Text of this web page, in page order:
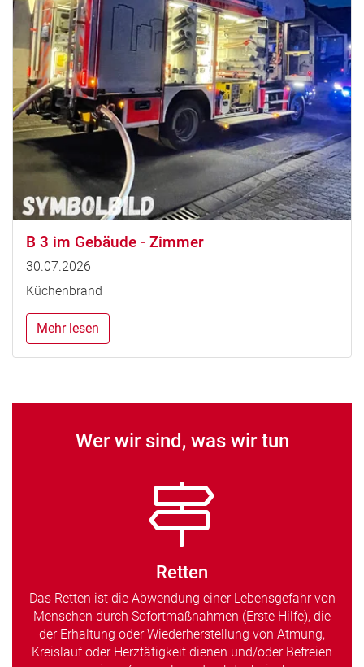
B 3 im Gebäude - Zimmer
30.07.2026
Küchenbrand
Mehr lesen
Wer wir sind, was wir tun
Retten
Das Retten ist die Abwendung einer Lebensgefahr von
Menschen durch Sofortmaßnahmen (Erste Hilfe), die
der Erhaltung oder Wiederherstellung von Atmung,
Kreislauf oder Herztätigkeit dienen und/oder Befreien